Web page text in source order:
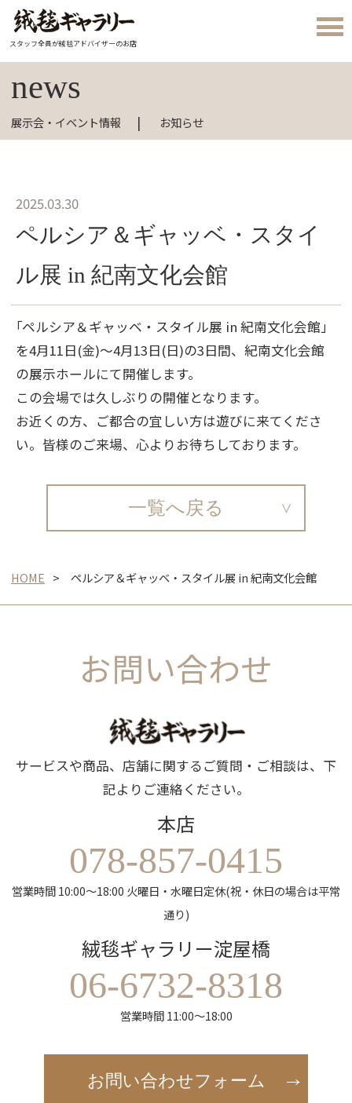
スタッフ全員が絨毯アドバイザーのお店
news
展示会・イベント情報 お知らせ
2025.03.30
ペルシア＆ギャッベ・スタイ
ル展 in 紀南文化会館
｢ペルシア＆ギャッベ・スタイル展 in 紀南文化会館」
を4月11日(金)～4月13日(日)の3日間、紀南文化会館
の展示ホールにて開催します。
この会場では久しぶりの開催となります。
お近くの方、ご都合の宜しい方は遊びに来てくださ
い。皆様のご来場、心よりお待ちしております。
一覧へ戻る
HOME ペルシア＆ギャッベ・スタイル展 in 紀南文化会館
お問い合わせ
サービスや商品、店舗に関するご質問・ご相談は、下
記よりご連絡ください。
本店
078-857-0415
営業時間 10:00～18:00 火曜日・水曜日定休(祝・休日の場合は平常
通り)
絨毯ギャラリー淀屋橋
06-6732-8318
営業時間 11:00～18:00
お問い合わせフォーム